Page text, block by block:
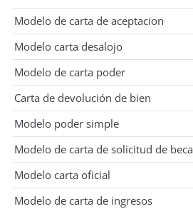
Modelo de carta de aceptacion
Modelo carta desalojo
Modelo de carta poder
Carta de devolución de bien
Modelo poder simple
Modelo de carta de solicitud de beca
Modelo carta oficial
Modelo de carta de ingresos